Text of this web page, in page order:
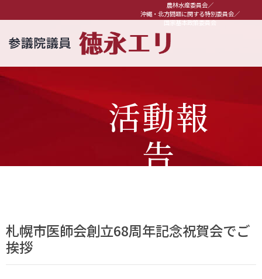
農林水産委員会／
沖縄・北方問題に関する特別委員会／
国家基本政策委員会
活動報
告
札幌市医師会創立68周年記念祝賀会でご
挨拶